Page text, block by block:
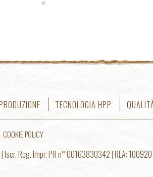
TECNOLOGIA HPP
COOKIE POLICY
Reg. Impr. PR n° 00163830342 | REA: 100920